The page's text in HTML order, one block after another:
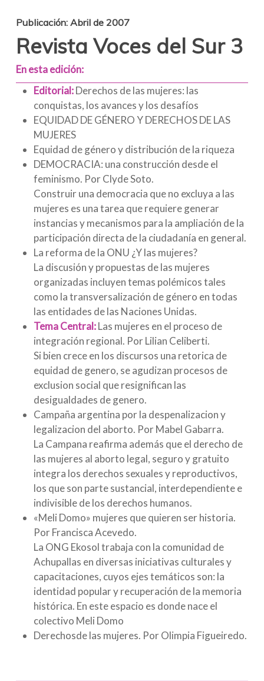
Publicación: Abril de 2007
Revista Voces del Sur 3
En esta edición:
Editorial:Derechos de las mujeres: las
conquistas, los avances y los desafíos
EQUIDAD DE GÉNERO Y DERECHOS DE LAS
MUJERES
Equidad de género y distribución de la riqueza
DEMOCRACIA: una construcción desde el
feminismo. Por Clyde Soto.
Construir una democracia que no excluya a las
mujeres es una tarea que requiere generar
instancias y mecanismos para la ampliación de la
participación directa de la ciudadanía en general.
La reforma de la ONU ¿Y las mujeres?
La discusión y propuestas de las mujeres
organizadas incluyen temas polémicos tales
como la transversalización de género en todas
las entidades de las Naciones Unidas.
Tema Central:Las mujeres en el proceso de
integración regional. Por Lilian Celiberti.
Si bien crece en los discursos una retorica de
equidad de genero, se agudizan procesos de
exclusion social que resignifican las
desigualdades de genero.
Campaña argentina por la despenalizacion y
legalizacion del aborto. Por Mabel Gabarra.
La Campana reafirma además que el derecho de
las mujeres al aborto legal, seguro y gratuito
integra los derechos sexuales y reproductivos,
los que son parte sustancial, interdependiente e
indivisible de los derechos humanos.
«Meli Domo» mujeres que quieren ser historia.
Por Francisca Acevedo.
La ONG Ekosol trabaja con la comunidad de
Achupallas en diversas iniciativas culturales y
capacitaciones, cuyos ejes temáticos son: la
identidad popular y recuperación de la memoria
histórica. En este espacio es donde nace el
colectivo Meli Domo
Derechosde las mujeres. Por Olimpia Figueiredo.